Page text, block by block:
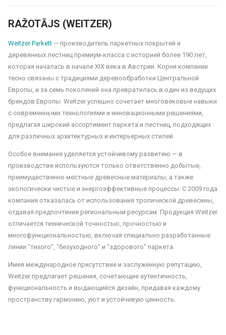
RAŽOTĀJS (WEITZER)
Weitzer Parkett — производитель паркетных покрытий и
деревянных лестниц премиум-класса с историей более 190 лет,
которая началась в начале XIX века в Австрии. Корни компании
тесно связаны с традициями деревообработки Центральной
Европы, и за семь поколений она превратилась в один из ведущих
брендов Европы. Weitzer успешно сочетает многовековые навыки
с современными технологиями и инновационными решениями,
предлагая широкий ассортимент паркета и лестниц, подходящих
для различных архитектурных и интерьерных стилей.
Особое внимание уделяется устойчивому развитию — в
производстве используются только ответственно добытые,
преимущественно местные древесные материалы, а также
экологически чистые и энергоэффективные процессы. С 2009 года
компания отказалась от использования тропической древесины,
отдавая предпочтение региональным ресурсам. Продукция Weitzer
отличается технической точностью, прочностью и
многофункциональностью, включая специально разработанные
линии "тихого", "безуходного" и "здорового" паркета.
Имея международное присутствие и заслуженную репутацию,
Weitzer предлагает решения, сочетающие аутентичность,
функциональность и выдающийся дизайн, придавая каждому
пространству гармонию, уют и устойчивую ценность.